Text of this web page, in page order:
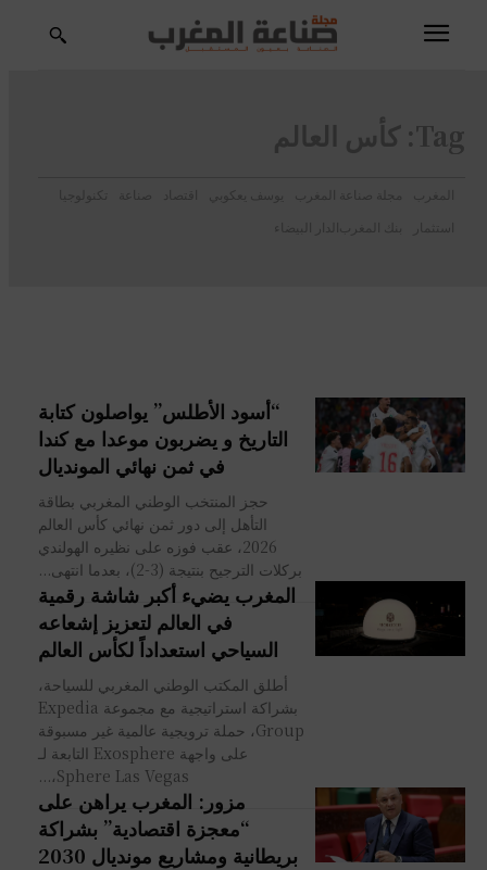
Tag: كأس العالم
المغرب مجلة صناعة المغرب يوسف يعكوبي اقتصاد صناعة
تكنولوجيا
استثمار
بنك المغرب الدار البيضاء
“أسود الأطلس” يواصلون كتابة
التاريخ و يضربون موعدا مع كندا
في ثمن نهائي المونديال
حجز المنتخب الوطني المغربي بطاقة
التأهل إلى دور ثمن نهائي كأس العالم
2026، عقب فوزه على نظيره الهولندي
بركلات الترجيح بنتيجة (3-2)، بعدما انتهى...
المغرب يضيء أكبر شاشة رقمية
في العالم لتعزيز إشعاعه
السياحي استعداداً لكأس العالم
أطلق المكتب الوطني المغربي للسياحة،
بشراكة استراتيجية مع مجموعة Expedia
Group، حملة ترويجية عالمية غير مسبوقة
على واجهة Exosphere التابعة لـ
Sphere Las Vegas،...
مزور: المغرب يراهن على
“معجزة اقتصادية” بشراكة
بريطانية ومشاريع مونديال 2030